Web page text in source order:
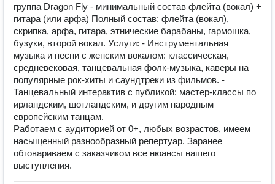
группа Dragon Fly - минимальный состав флейта (вокал) +
гитара (или арфа) Полный состав: флейта (вокал),
скрипка, арфа, гитара, этнические барабаны, гармошка,
бузуки, второй вокал. Услуги: - Инструментальная
музыка и песни с женским вокалом: классическая,
средневековая, танцевальная фолк-музыка, каверы на
популярные рок-хиты и саундтреки из фильмов. -
Танцевальный интерактив с публикой: мастер-классы по
ирландским, шотландским, и другим народным
европейским танцам.
Работаем с аудиторией от 0+, любых возрастов, имеем
насыщенный разнообразный репертуар. Заранее
обговариваем с заказчиком все нюансы нашего
выступления.